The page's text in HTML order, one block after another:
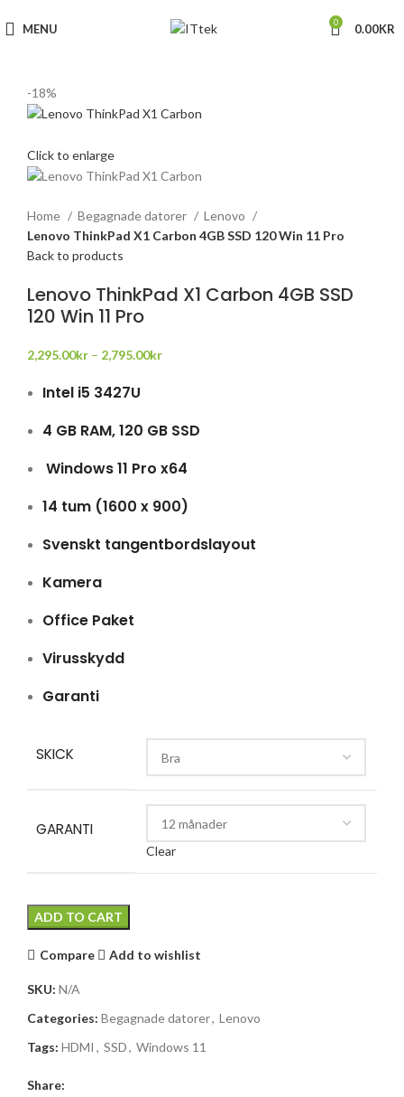
MENU 0 0.00KR
-18%
Click to enlarge
Home Begagnade datorer
Lenovo
Lenovo ThinkPad X1 Carbon 4GB SSD 120 Win 11 Pro
Back to products
Lenovo ThinkPad X1 Carbon 4GB SSD
120 Win 11 Pro
2,295.00kr – 2,795.00kr
Intel i5 3427U
4 GB RAM, 120 GB SSD
Windows 11 Pro x64
14 tum (1600 x 900)
Svenskt tangentbordslayout
Kamera
Office Paket
Virusskydd
Garanti
SKICK
GARANTI
Clear
ADD TO CART
Compare Add to wishlist
SKU: N/A
Categories: Begagnade datorer, Lenovo
Tags: HDMI , SSD, Windows 11
Share: